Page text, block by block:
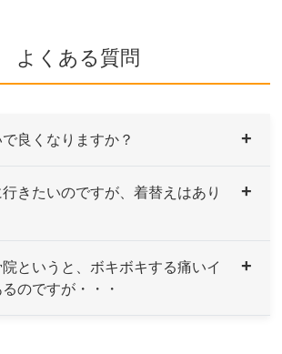
よくある質問
良くなりますか？
なりますが、痛みや違和感などがあ
ら続けてご来院していただき、経過
ある根本を改善していくためには、
を目安とお考えください。
きたいのですが、着替えはあり
用と共にご用意しております。サイ
のでお気軽にお申し付けください。
というと、ボキボキする痛いイ
のですが・・・